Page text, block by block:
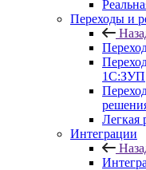
Переходы и
1С:ЗУП
Легкая
Интеграции